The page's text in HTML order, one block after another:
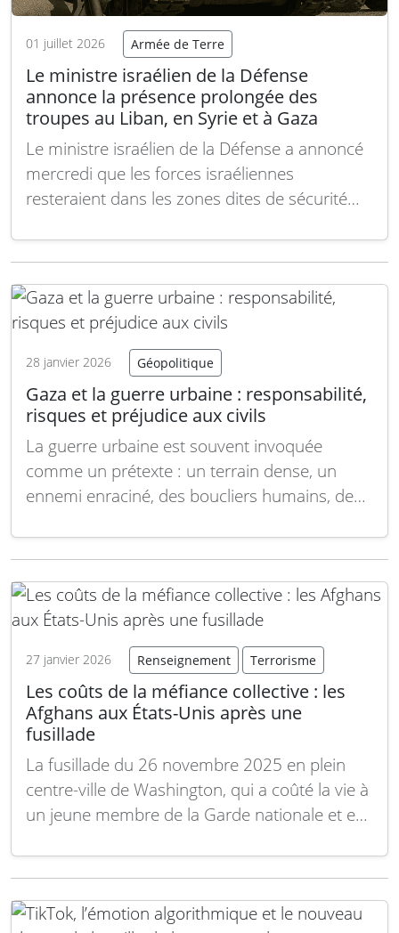
01 juillet 2026 Armée de Terre
Le ministre israélien de la Défense
annonce la présence prolongée des
troupes au Liban, en Syrie et à Gaza
Le ministre israélien de la Défense a annoncé
mercredi que les forces israéliennes
resteraient dans les zones dites de sécurité
nouvel ordre ». Israel Katz a déclaré, selon le
israélienne (IDF) restera dans les zones de…
Lire la suite
28 janvier 2026 Géopolitique
Gaza et la guerre urbaine : responsabilité,
risques et préjudice aux civils
La guerre urbaine est souvent invoquée
comme un prétexte : un terrain dense, un
ennemi enraciné, des boucliers humains, des
sont réelles, mais elles n’expliquent pas à elles
moderne engagée en milieu urbain fait face à
l’incertitude, à la présence…Lire la suite
27 janvier 2026 Renseignement Terrorisme
Les coûts de la méfiance collective : les
Afghans aux États-Unis après une
fusillade
La fusillade du 26 novembre 2025 en plein
centre-ville de Washington, qui a coûté la vie à
un jeune membre de la Garde nationale et en
profondément ébranlé l’ensemble du pays. Le
États-Unis en tant…Lire la suite